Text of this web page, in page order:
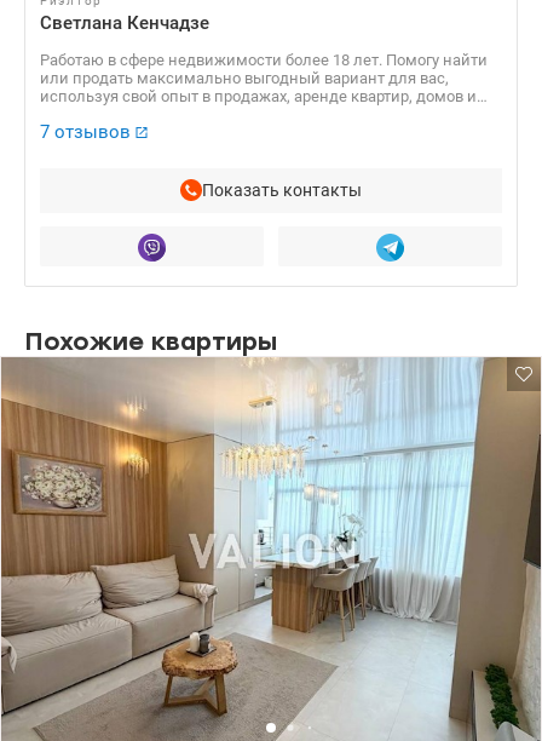
Светлана Кенчадзе
Работаю в сфере недвижимости более 18 лет. Помогу найти
или продать максимально выгодный вариант для вас,
используя свой опыт в продажах, аренде квартир, домов и
7 отзывов
Показать контакты
Похожие квартиры